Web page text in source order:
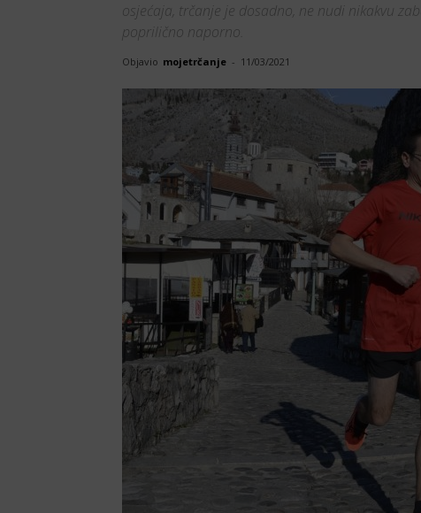
osjećaja, trčanje je dosadno, ne nudi nikakvu
poprilično naporno.
Objavio mojetrčanje - 11/03/2021